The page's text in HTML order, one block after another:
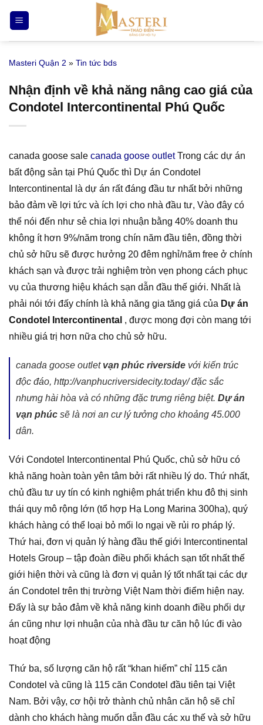
qua
nội
Masteri Quận 2 » Tin tức bds
Nhận định về khả năng nâng cao giá của
Condotel Intercontinental Phú Quốc
canada goose sale canada goose outletTrong các dự án
bất động sản tại Phú Quốc thì Dự án Condotel
Intercontinental là dự án rất đáng đầu tư nhất bởi những
bảo đảm về lợi tức và ích lợi cho nhà đầu tư, Vào đây có
thể nói đến như sẻ chia lợi nhuận bằng 40% doanh thu
không ít hơn 9%/năm trong chín năm đầu tiên, đồng thời
chủ sở hữu sẽ được hưởng 20 đêm nghỉ/năm free ở chính
khách sạn và được trải nghiệm tròn vẹn phong cách phục
vụ của thương hiệu khách sạn dẫn đầu thế giới. Nhất là
phải nói tới đấy chính là khả năng gia tăng giá của Dự án
Condotel Intercontinental , được mong đợi còn mang tới
nhiều giá trị hơn nữa cho chủ sở hữu.
canada goose outlet vạn phúc riverside với kiến trúc
độc đáo, http://vanphucriversidecity.today/ đặc sắc
nhưng hài hòa và có những đặc trưng riêng biệt. Dự án
vạn phúc sẽ là nơi an cư lý tưởng cho khoảng 45.000
dân.
Với Condotel Intercontinental Phú Quốc, chủ sở hữu có
khả năng hoàn toàn yên tâm bởi rất nhiều lý do. Thứ nhất,
chủ đầu tư uy tín có kinh nghiệm phát triển khu đô thị sinh
thái quy mô rộng lớn (tổ hợp Hạ Long Marina 300ha), quý
khách hàng có thể loại bỏ mối lo ngại về rủi ro pháp lý.
Thứ hai, đơn vị quản lý hàng đầu thế giới Intercontinental
Hotels Group – tập đoàn điều phối khách sạn tốt nhất thế
giới hiện thời và cũng là đơn vị quản lý tốt nhất tại các dự
án Condotel trên thị trường Việt Nam thời điểm hiện nay.
Đấy là sự bảo đảm về khả năng kinh doanh điều phối dự
án cũng như lợi nhuận của nhà đầu tư căn hộ lúc đi vào
hoạt động
Thứ ba, số lượng căn hộ rất “khan hiếm” chỉ 115 căn
Condotel và cũng là 115 căn Condotel đầu tiên tại Việt
Nam. Bởi vậy, cơ hội trở thành chủ nhân căn hộ sẽ chỉ
dành cho khách hàng muốn dẫn đầu các xu thế và sở hữu